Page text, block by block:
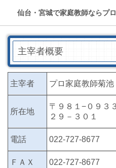
仙台・宮城で家庭教師ならプ
主宰者概要
主宰者 プロ家庭教師菊池
所在地
〒９８１−０９３
２９－３０１
電話 022-727-8677
ＦＡＸ 022-727-8677